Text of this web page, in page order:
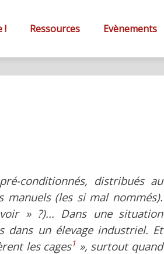
! Ressources Evènements
conditionnés, distribués au
manuels (les si mal nommés).
» ?)... Dans une situation
dans un élevage industriel. Et
les cages1 », surtout quand